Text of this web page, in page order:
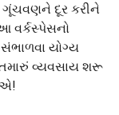
ગૂંચવણને દૂર કરીને
વર્કસ્પેસનો
યોગ્ય
તમારું વ્યવસાય શરૂ